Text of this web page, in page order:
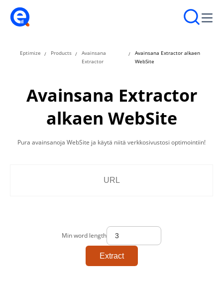
Eptimize Products
Avainsana
Extractor
Avainsana Extractor alkaen
WebSite
Avainsana Extractor
alkaen WebSite
Pura avainsanoja WebSite ja käytä niitä verkkosivustosi optimointiin!
Min word length
Extract